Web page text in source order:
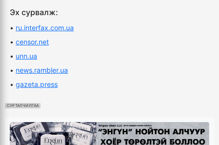
Эх сурвалж:
• ru.interfax.com.ua
• censor.net
• unn.ua
• news.rambler.ua
• gazeta.press
СУРТАЛЧИЛГАА